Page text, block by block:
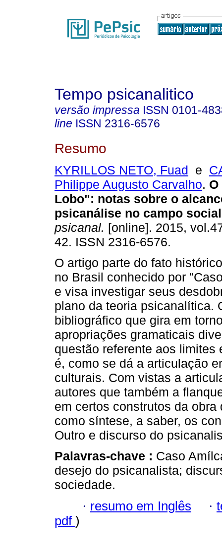
Tempo psicanalitico
versão impressa ISSN 0101-
line ISSN 2316-6576
Resumo
KYRILLOS NETO, Fuad e
Philippe Augusto Carvalho.
Lobo": notas sobre o
psicanálise no campo social
psicanal. [online]. 2015,
42. ISSN 2316-6576.
O artigo parte do fato
no Brasil conhecido por
e visa investigar seus
plano da teoria psicanalítica.
bibliográfico que gira em
apropriações gramaticais
questão referente aos
é, como se dá a articulação
culturais. Com vistas a
autores que também a
em certos construtos da
como síntese, a saber, os
Outro e discurso do
Palavras-chave : Caso
desejo do psicanalista;
sociedade.
· resumo em Inglês ·
pdf )